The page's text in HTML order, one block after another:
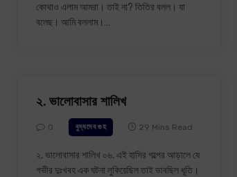
কোথাও এলাম আমরা। তাই না? তিতির বলল। যা
বলেছ। আমি বললাম।…
২. ভালোবাসার শালিখ
0 বুদ্ধদেব গুহ 29 Mins Read
২. ভালোবাসার শালিখ ০৬. এই হাসির গল্পের আড়ালে যে
গভীর দুঃখবহ এক ঘটনা লুকিয়েছিল তাই ভাবছিল ধূতি।